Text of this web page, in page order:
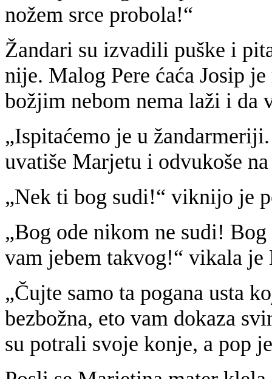
nožem srce probola!“
Žandari su izvadili puške i
nije. Malog Pere ćaća Josip
božjim nebom nema laži i da
„Ispitaćemo je u
uvatiše Marjetu i odvukoše
„Nek ti bog sudi!“ viknijo je
„Bog ode nikom ne sudi!
vam jebem takvog!“ vikala je
„Čujte samo ta pogana usta
bezbožna, eto vam dokaza
su potrali svoje konje, a pop